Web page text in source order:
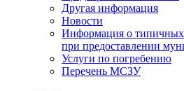
Другая информация
Новости
Информация о
при предоставлении
Услуги по погребению
Перечень МСЗУ